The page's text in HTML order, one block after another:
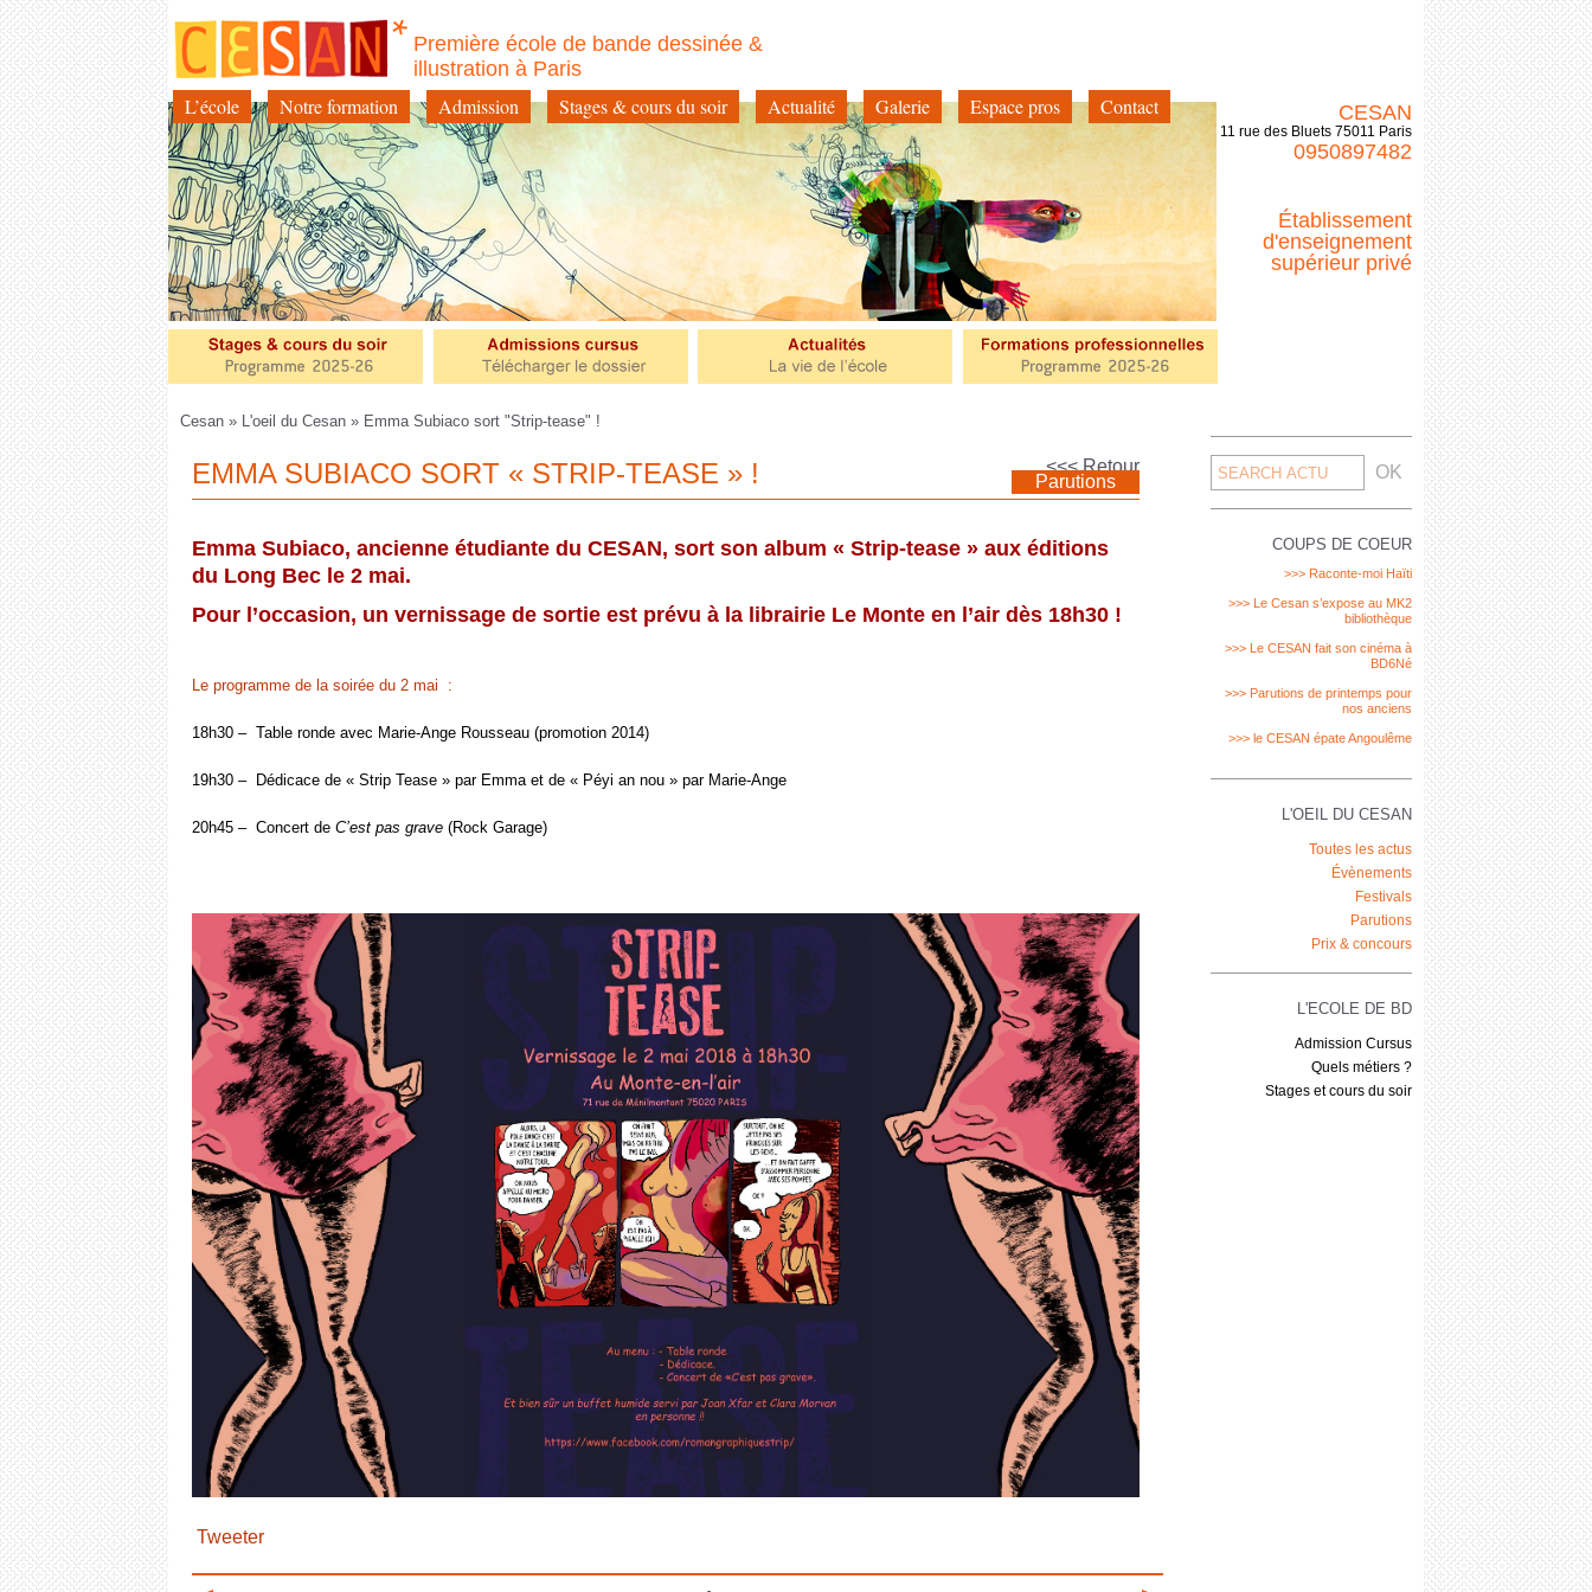
Première école de bande dessinée &
illustration à Paris
Aller
au
contenu
L’école Notre formation Admission Stages & cours du soir Actualité Galerie Espace pros Contact CESAN
11 rue des Bluets 75011 Paris
0950897482
Établissement
d'enseignement
supérieur privé
Cesan » L'oeil du Cesan » Emma Subiaco sort "Strip-tease" !
EMMA SUBIACO SORT « STRIP-TEASE » ! <<< Retour
Parutions
Emma Subiaco, ancienne étudiante du CESAN, sort son album « Strip-tease » aux éditions
du Long Bec le 2 mai.
Pour l’occasion, un vernissage de sortie est prévu à la librairie Le Monte en l’air dès 18h30 !
Le programme de la soirée du 2 mai :
18h30 – Table ronde avec Marie-Ange Rousseau (promotion 2014)
19h30 – Dédicace de « Strip Tease » par Emma et de « Péyi an nou » par Marie-Ange
20h45 – Concert de C’est pas grave (Rock Garage)
Tweeter
Search
for:
COUPS DE COEUR
>>> Raconte-moi Haïti
>>> Le Cesan s’expose au MK2
bibliothèque
>>> Le CESAN fait son cinéma à
BD6Né
>>> Parutions de printemps pour
nos anciens
>>> le CESAN épate Angoulême
L'OEIL DU CESAN
Toutes les actus
Évènements
Festivals
Parutions
Prix & concours
L'ECOLE DE BD
Admission Cursus
Quels métiers ?
Stages et cours du soir